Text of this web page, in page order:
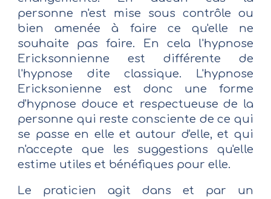
personne n'est mise sous contrôle ou
bien amenée à faire ce qu'elle ne
souhaite pas faire. En cela l'hypnose
Ericksonnienne est différente de
l'hypnose dite classique. L'hypnose
Ericksonienne est donc une forme
d'hypnose douce et respectueuse de la
personne qui reste consciente de ce qui
se passe en elle et autour d'elle, et qui
n'accepte que les suggestions qu'elle
estime utiles et bénéfiques pour elle.
Le praticien agit dans et par un